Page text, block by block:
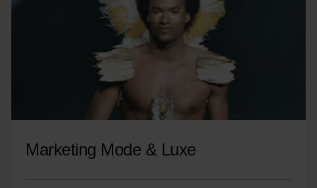
*Le programme est non exhaustif, il pourra
y avoir des variations de cours ou des
changements de terminologie en fonction
des années.
Marketing Mode & Luxe